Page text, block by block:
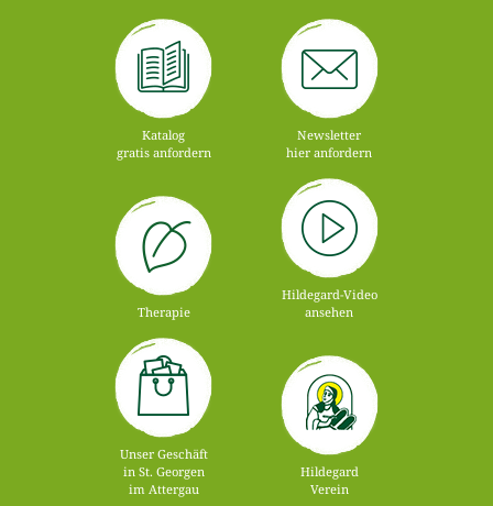
Katalog
gratis anfordern
Newsletter
hier anfordern
Therapie
Hildegard-Video
ansehen
Unser Geschäft
in St. Georgen
im Attergau
Hildegard
Verein